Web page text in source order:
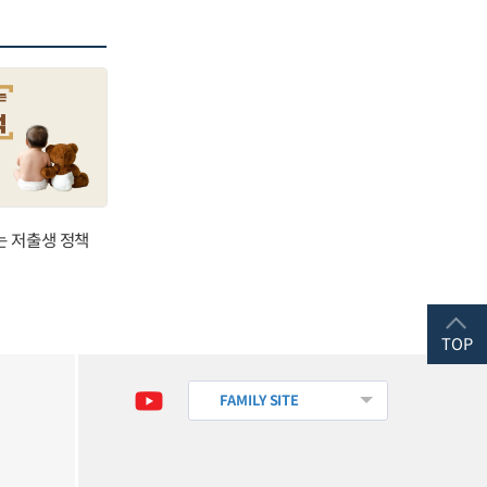
저출생 정책
FAMILY SITE
TOP